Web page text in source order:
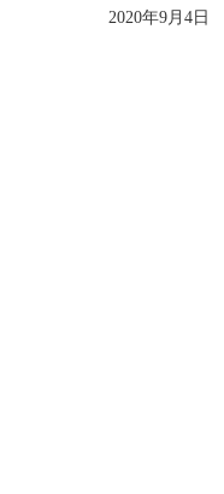
2020年9月4日